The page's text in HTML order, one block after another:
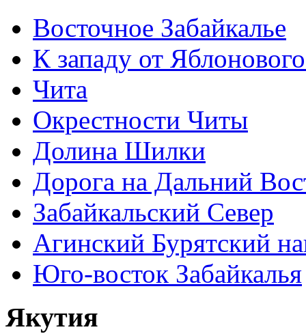
Восточное Забайкалье
К западу от
Чита
Окрестности Читы
Долина Шилки
Дорога на Дальний
Забайкальский Север
Агинский Бурятский
Юго-восток Забайкалья
Якутия